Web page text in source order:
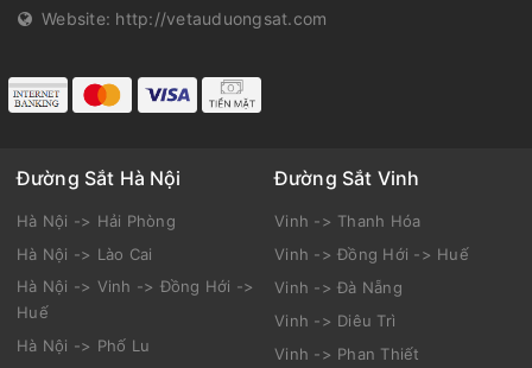
Website: http://vetauduongsat.com
Đường Sắt Hà Nội
Hà Nội -> Hải Phòng
Hà Nội -> Lào Cai
Hà Nội -> Vinh -> Đồng Hới ->
Huế
Hà Nội -> Phố Lu
Đường Sắt Vinh
Vinh -> Thanh Hóa
Vinh -> Đồng Hới -> Huế
Vinh -> Đà Nẵng
Vinh -> Diêu Trì
Vinh -> Phan Thiết